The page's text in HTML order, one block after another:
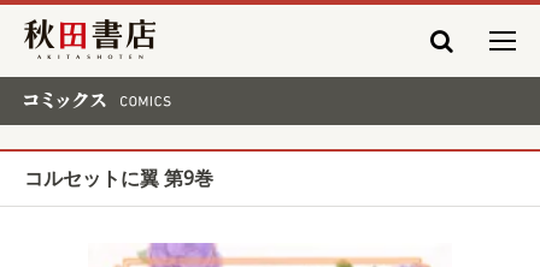
秋田書店
コルセットに翼 第9巻